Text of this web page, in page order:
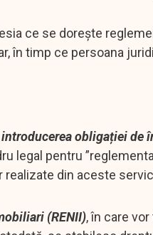
ce se dorește
în timp ce persoana
introducerea obligației de
legal pentru
din aceste
(RENII), în care